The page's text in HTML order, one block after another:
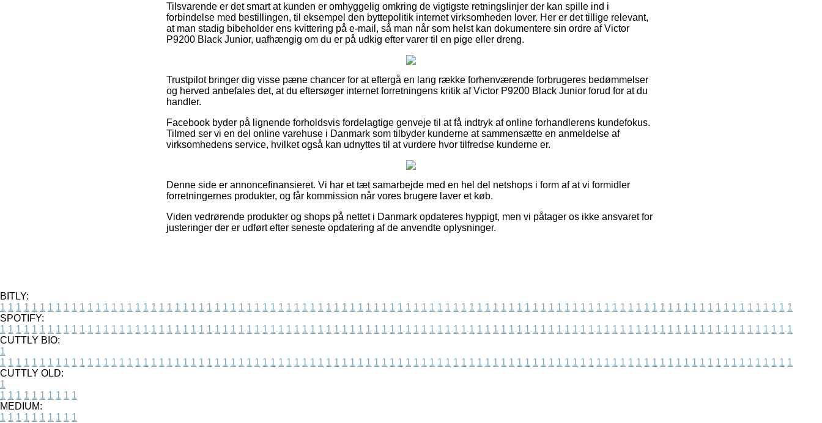
Tilsvarende er det smart at kunden er omhyggelig omkring de vigtigste retningslinjer der kan spille ind i
forbindelse med bestillingen, til eksempel den byttepolitik internet virksomheden lover. Her er det tillige relevant,
at man stadig bibeholder ens kvittering på e-mail, så man når som helst kan dokumentere sin ordre af Victor
P9200 Black Junior, uafhængig om du er på udkig efter varer til en pige eller dreng.
Trustpilot bringer dig visse pæne chancer for at eftergå en lang række forhenværende forbrugeres bedømmelser
og herved anbefales det, at du eftersøger internet forretningens kritik af Victor P9200 Black Junior forud for at du
handler.
Facebook byder på lignende forholdsvis fordelagtige genveje til at få indtryk af online forhandlerens kundefokus.
Tilmed ser vi en del online varehuse i Danmark som tilbyder kunderne at sammensætte en anmeldelse af
virksomhedens service, hvilket også kan udnyttes til at vurdere hvor tilfredse kunderne er.
Denne side er annoncefinansieret. Vi har et tæt samarbejde med en hel del netshops i form af at vi formidler
forretningernes produkter, og får kommission når vores brugere laver et køb.
Viden vedrørende produkter og shops på nettet i Danmark opdateres hyppigt, men vi påtager os ikke ansvaret for
justeringer der er udført efter seneste opdatering af de anvendte oplysninger.
BITLY:
1 1 1 1 1 1 1 1 1 1 1 1 1 1 1 1 1 1 1 1 1 1 1 1 1 1 1 1 1 1 1 1 1 1 1 1 1 1 1 1 1 1 1 1 1 1 1 1 1 1 1 1 1 1 1 1 1 1 1 1 1 1 1 1 1 1 1 1 1 1 1 1 1 1 1 1 1 1 1 1 1 1 1 1 1 1 1 1 1 1 1 1 1 1 1 1 1 1 1 1
SPOTIFY:
1 1 1 1 1 1 1 1 1 1 1 1 1 1 1 1 1 1 1 1 1 1 1 1 1 1 1 1 1 1 1 1 1 1 1 1 1 1 1 1 1 1 1 1 1 1 1 1 1 1 1 1 1 1 1 1 1 1 1 1 1 1 1 1 1 1 1 1 1 1 1 1 1 1 1 1 1 1 1 1 1 1 1 1 1 1 1 1 1 1 1 1 1 1 1 1 1 1 1 1
CUTTLY BIO:
1
1 1 1 1 1 1 1 1 1 1 1 1 1 1 1 1 1 1 1 1 1 1 1 1 1 1 1 1 1 1 1 1 1 1 1 1 1 1 1 1 1 1 1 1 1 1 1 1 1 1 1 1 1 1 1 1 1 1 1 1 1 1 1 1 1 1 1 1 1 1 1 1 1 1 1 1 1 1 1 1 1 1 1 1 1 1 1 1 1 1 1 1 1 1 1 1 1 1 1 1
CUTTLY OLD:
1
1 1 1 1 1 1 1 1 1 1
MEDIUM:
1 1 1 1 1 1 1 1 1 1